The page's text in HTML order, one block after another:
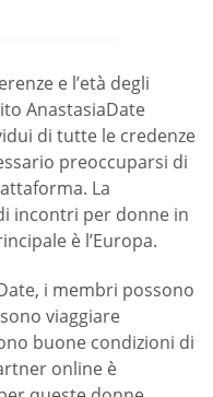
e l’età degli
AnastasiaDate
di tutte le credenze
preoccuparsi di
La
incontri per donne in
è l’Europa.
i membri possono
viaggiare
buone condizioni di
online è